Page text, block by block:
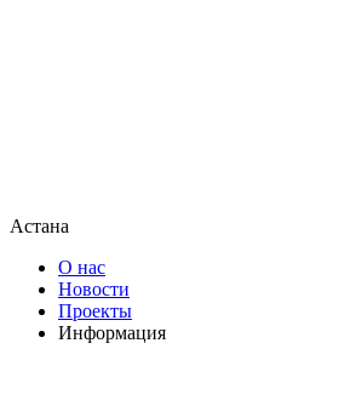
Астана
О нас
Новости
Проекты
Информация